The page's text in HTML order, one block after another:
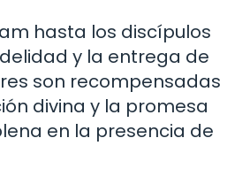
hasta los discípulos
y la entrega de
son recompensadas
divina y la promesa
en la presencia de